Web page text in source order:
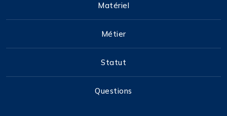
Matériel
Métier
Statut
Questions